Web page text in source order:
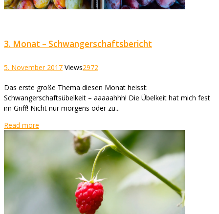
3. Monat – Schwangerschaftsbericht
5. November 2017 Views2972
Das erste große Thema diesen Monat heisst:
Schwangerschaftsübelkeit – aaaaahhh! Die Übelkeit hat mich fest
im Griff! Nicht nur morgens oder zu...
Read more